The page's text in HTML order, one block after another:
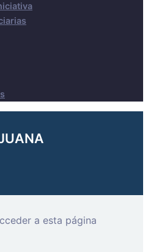
a esta página